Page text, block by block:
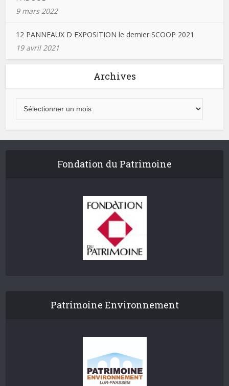
9 mars 2022
12 PANNEAUX D EXPOSITION le dernier SCOOP 2021
19 avril 2021
Archives
Fondation du Patrimoine
Patrimoine Environnement